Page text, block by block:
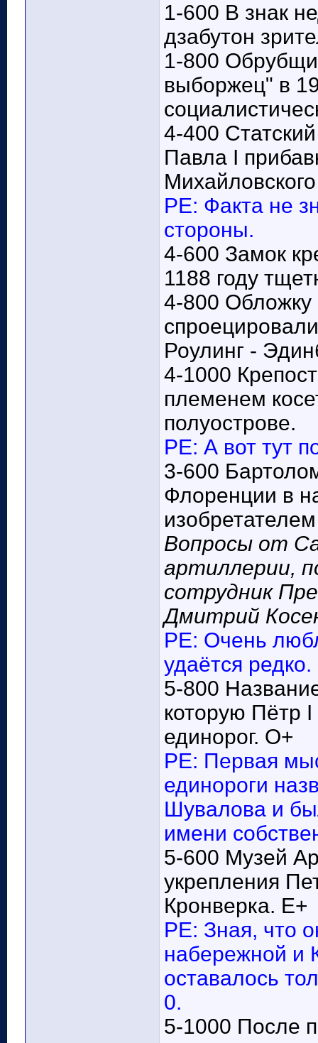
1-600 В знак
дзабутон
1-800
выборжец" в
4-400
Павла I
РЕ: Факта не
стороны.
4-600 Замок
1188 году
4-800 Обложку
Роулинг -
4-1000
племенем
полуострове.
РЕ: А вот тут
3-600
Флоренции в
Вопросы от
артиллерии,
сотрудник
Дмитрий
РЕ: Очень
удаётся редко.
5-800
которую Пётр
единорог. О+
РЕ: Первая
единороги
Шувалова и
имени
5-600 Музей
укрепления
Кронверка. Е+
РЕ: Зная, что
набережной и
оставалось
0.
5-1000 После